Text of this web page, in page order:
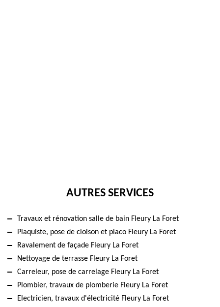
AUTRES SERVICES
Travaux et rénovation salle de bain Fleury La Foret
Plaquiste, pose de cloison et placo Fleury La Foret
Ravalement de façade Fleury La Foret
Nettoyage de terrasse Fleury La Foret
Carreleur, pose de carrelage Fleury La Foret
Plombier, travaux de plomberie Fleury La Foret
Electricien, travaux d'électricité Fleury La Foret